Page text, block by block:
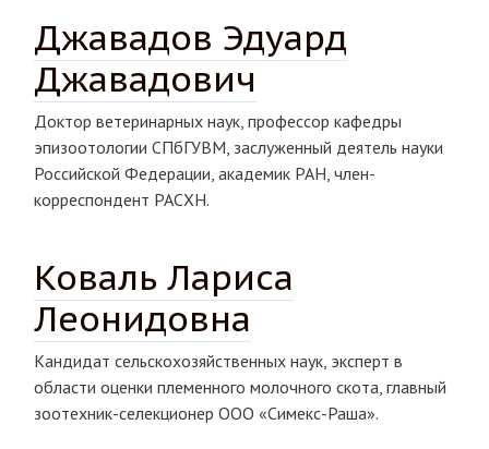
Джавадов Эдуард
Джавадович
Доктор ветеринарных наук, профессор кафедры
эпизоотологии СПбГУВМ, заслуженный деятель науки
Российской Федерации, академик РАН, член-
корреспондент РАСХН.
Коваль Лариса
Леонидовна
Кандидат сельскохозяйственных наук, эксперт в
области оценки племенного молочного скота, главный
зоотехник-селекционер ООО «Симекс-Раша».